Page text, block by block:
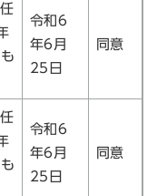
令和6
年6月
25日
同意
令和6
年6月
25日
同意